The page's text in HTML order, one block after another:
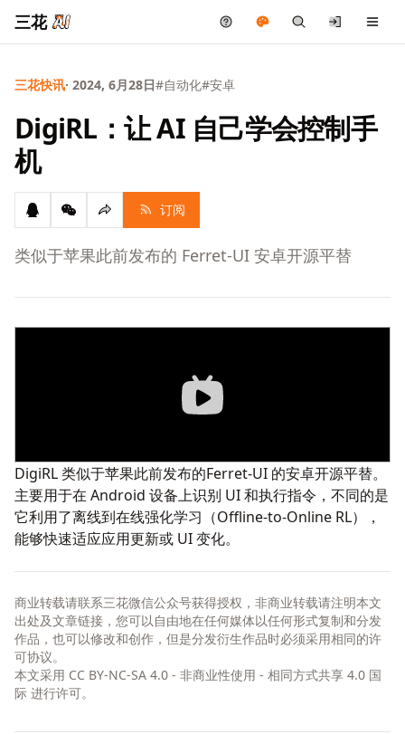
三花
三花快讯· 2024, 6月28日#自动化#安卓
DigiRL：让 AI 自己学会控制手
机
订阅
类似于苹果此前发布的 Ferret-UI 安卓开源平替
DigiRL类似于苹果此前发布的Ferret-UI 的安卓开源平替。
主要用于在 Android 设备上识别 UI 和执行指令，不同的是
它利用了离线到在线强化学习（Offline-to-Online RL），
能够快速适应应用更新或 UI 变化。
商业转载请联系三花微信公众号获得授权，非商业转载请注明本文
出处及文章链接，您可以自由地在任何媒体以任何形式复制和分发
作品，也可以修改和创作，但是分发衍生作品时必须采用相同的许
可协议。
本文采用 CC BY-NC-SA 4.0 - 非商业性使用 - 相同方式共享 4.0 国
际 进行许可。